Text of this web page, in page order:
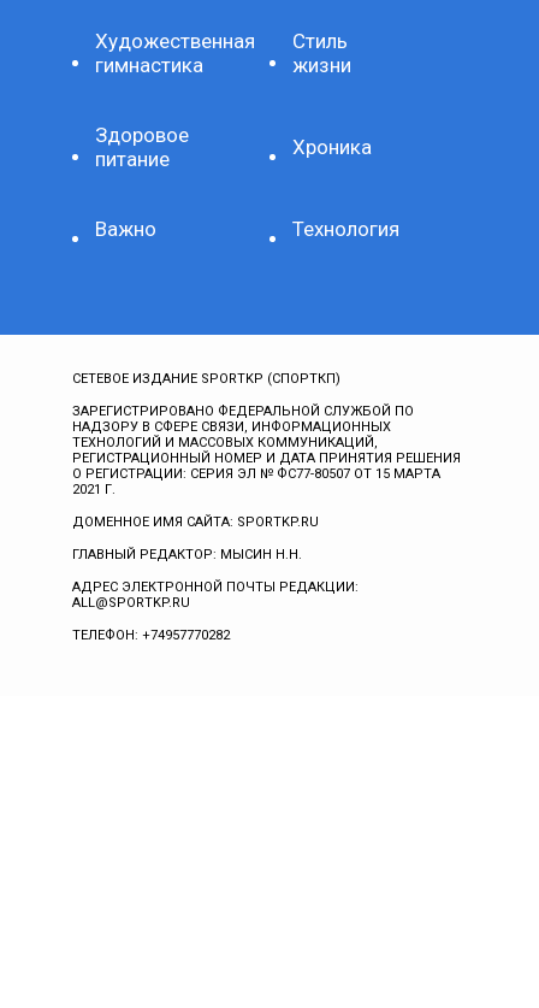
Художественная
гимнастика
Стиль
жизни
Здоровое
питание
Хроника
Важно Технология
СЕТЕВОЕ ИЗДАНИЕ SPORTKP (СПОРТКП)
ЗАРЕГИСТРИРОВАНО ФЕДЕРАЛЬНОЙ СЛУЖБОЙ ПО
НАДЗОРУ В СФЕРЕ СВЯЗИ, ИНФОРМАЦИОННЫХ
ТЕХНОЛОГИЙ И МАССОВЫХ КОММУНИКАЦИЙ,
РЕГИСТРАЦИОННЫЙ НОМЕР И ДАТА ПРИНЯТИЯ РЕШЕНИЯ
О РЕГИСТРАЦИИ: СЕРИЯ ЭЛ № ФС77-80507 ОТ 15 МАРТА
2021 Г.
ДОМЕННОЕ ИМЯ САЙТА: SPORTKP.RU
ГЛАВНЫЙ РЕДАКТОР: МЫСИН Н.Н.
АДРЕС ЭЛЕКТРОННОЙ ПОЧТЫ РЕДАКЦИИ:
ALL@SPORTKP.RU
ТЕЛЕФОН: +74957770282